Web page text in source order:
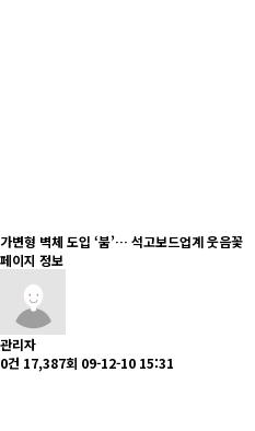
가변형 벽체 도입 ‘붐’… 석고보드업계 웃음꽃
페이지 정보
관리자
0건 17,387회 09-12-10 15:31